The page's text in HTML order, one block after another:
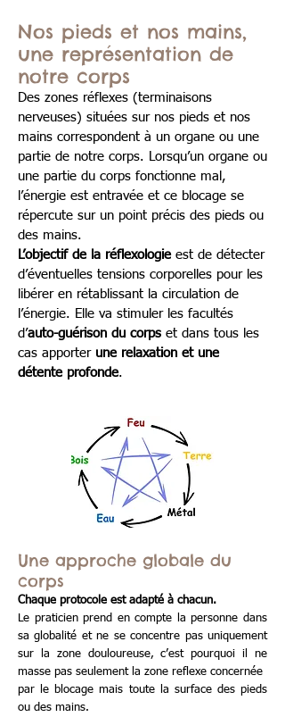
Nos pieds et nos mains,
une représentation de
notre corps
Des zones réflexes (terminaisons
nerveuses) situées sur nos pieds et nos
mains correspondent à un organe ou une
partie de notre corps. Lorsqu’un organe ou
une partie du corps fonctionne mal,
l’énergie est entravée et ce blocage se
répercute sur un point précis des pieds ou
des mains.
L’objectif de la réflexologieest de détecter
d’éventuelles tensions corporelles pour les
libérer en rétablissant la circulation de
l’énergie. Elle va stimuler les facultés
d’auto-guérison du corps et dans tous les
cas apporter une relaxation et une
détente profonde.
Une approche globale du
corps
Chaque protocole est adapté à chacun.
Le praticien prend en compte la personne dans
sa globalité et ne se concentre pas uniquement
sur la zone douloureuse, c’est pourquoi il ne
masse pas seulement la zone reflexe concernée
par le blocage mais toute la surface des pieds
ou des mains.